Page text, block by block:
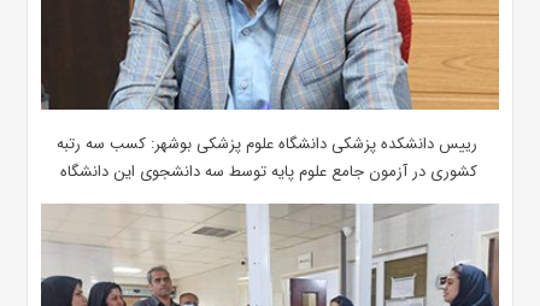
رییس دانشکده پزشکی دانشگاه علوم پزشکی بوشهر: کسب سه رتبه
کشوری در آزمون جامع علوم پایه توسط سه دانشجوی این دانشگاه